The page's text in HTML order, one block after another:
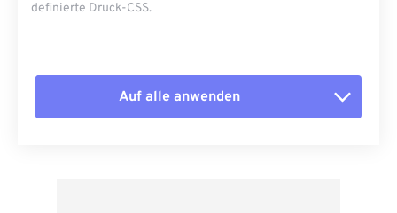
definierte Druck-CSS.
Auf alle anwenden